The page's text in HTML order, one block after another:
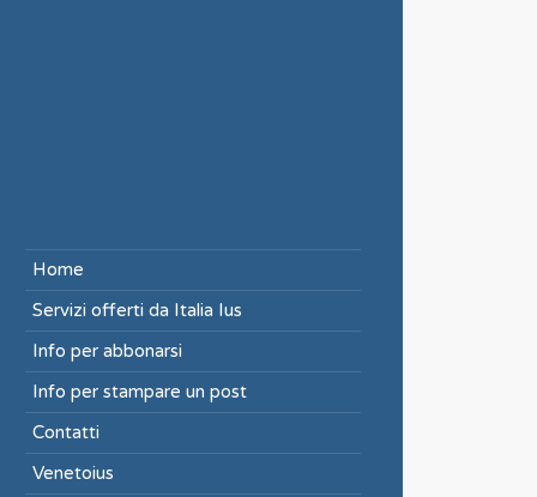
Home
Servizi offerti da Italia Ius
Info per abbonarsi
Info per stampare un post
Contatti
Venetoius